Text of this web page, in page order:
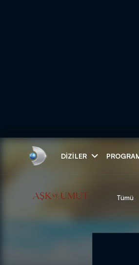
DIZILER
Tümü